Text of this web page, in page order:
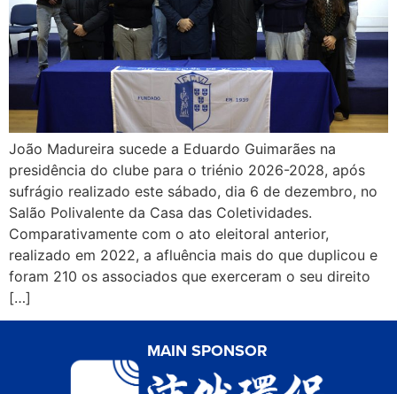
João Madureira sucede a Eduardo Guimarães na
presidência do clube para o triénio 2026-2028, após
sufrágio realizado este sábado, dia 6 de dezembro, no
Salão Polivalente da Casa das Coletividades.
Comparativamente com o ato eleitoral anterior,
realizado em 2022, a afluência mais do que duplicou e
foram 210 os associados que exerceram o seu direito
[…]
MAIN SPONSOR